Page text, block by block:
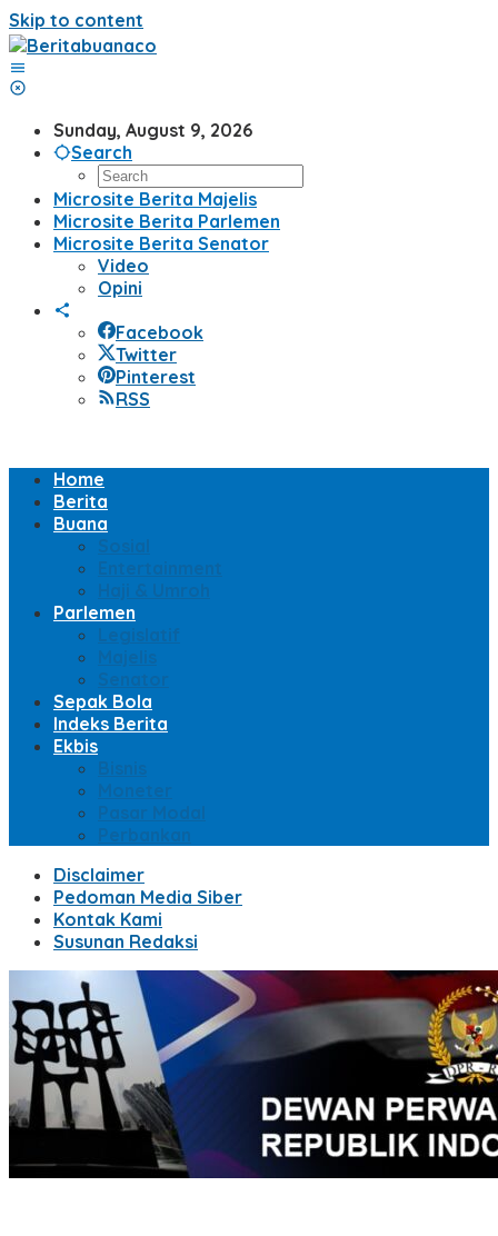
Skip to content
Sunday, August 9, 2026
Search
Microsite Berita Majelis
Microsite Berita Parlemen
Microsite Berita Senator
Video
Opini
Facebook
Twitter
Pinterest
RSS
Home
Berita
Buana
Sosial
Entertainment
Haji & Umroh
Parlemen
Legislatif
Majelis
Senator
Sepak Bola
Indeks Berita
Ekbis
Bisnis
Moneter
Pasar Modal
Perbankan
Disclaimer
Pedoman Media Siber
Kontak Kami
Susunan Redaksi